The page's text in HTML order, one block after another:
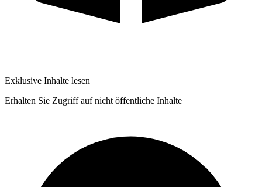
Exklusive Inhalte lesen
Erhalten Sie Zugriff auf nicht öffentliche Inhalte